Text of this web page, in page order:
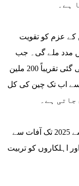
ہے۔
کے عزم کو تقویت
مدد ملے گی۔ جب
چینی حکومت کی طرف سے پہلے فراہم کی گئی تقریباً 200 ملین
سے اب تک چین کی کل
لوو نے مزید کہا کہ چین پاکستان کو 2023 سے 2025 تک آفات سے
ماہرین اور اہلکاروں کو تربیت